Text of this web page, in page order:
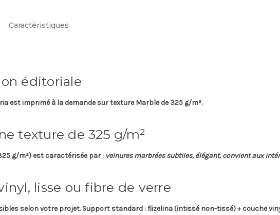
Caractéristiques
éditoriale
est imprimé à la demande sur textureMarblede325 g/m².
texture de 325 g/m²
g/m²) est caractérisée par : veinures marbrées subtiles, élégant, convient aux
lisse ou fibre de verre
selon votre projet.Support standard : flizelina (intissé non-tissé) + couche